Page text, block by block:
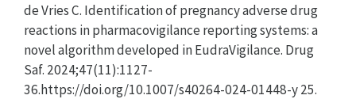
de Vries C. Identification of pregnancy adverse drug
reactions in pharmacovigilance reporting systems: a
novel algorithm developed in EudraVigilance. Drug
Saf. 2024;47(11):1127-
36.https://doi.org/10.1007/s40264-024-01448-y 25.